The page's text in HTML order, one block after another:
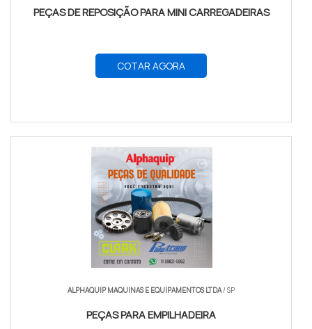
PEÇAS DE REPOSIÇÃO PARA MINI CARREGADEIRAS
COTAR AGORA
ALPHAQUIP MAQUINAS E EQUIPAMENTOS LTDA/ SP
PEÇAS PARA EMPILHADEIRA